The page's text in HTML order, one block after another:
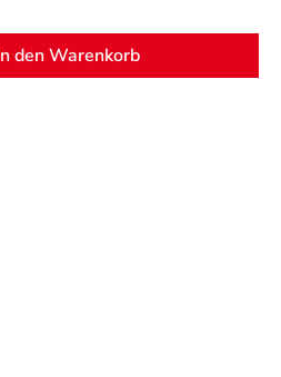
Wert ein
den Warenkorb